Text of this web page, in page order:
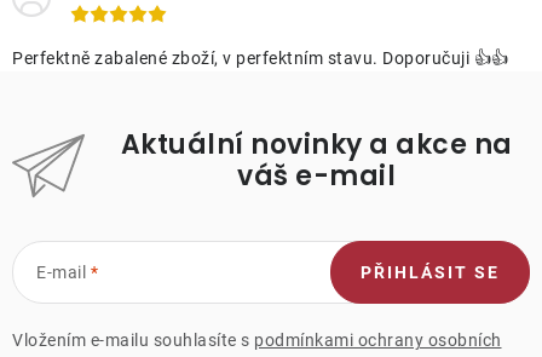
Perfektně zabalené zboží, v perfektním stavu. Doporučuji 👍👍
Aktuální novinky a akce na
váš e-mail
E-mail
Vložením e-mailu souhlasíte s podmínkami ochrany osobních
PŘIHLÁSIT SE